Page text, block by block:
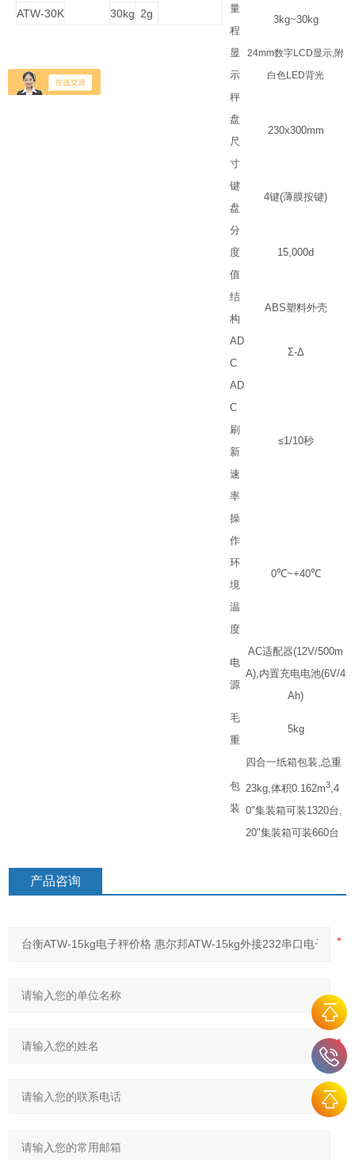
ATW-30K 30kg 2g
量
程
3kg~30kg
显
示
24mm数字LCD显示,附
白色LED背光
秤
盘
尺
寸
230x300mm
键
盘
4键(薄膜按键)
分
度
值
15,000d
结
构
ABS塑料外壳
AD
C
Σ-Δ
AD
C
刷
新
速
率
≤1/10秒
操
作
环
境
温
度
0℃~+40℃
电
源
AC适配器(12V/500m
A),内置充电电池(6V/4
Ah)
毛
重
5kg
包
装
四合一纸箱包装,总重
23kg,体积0.162m3,4
0"集装箱可装1320台,
20"集装箱可装660台
产品咨询